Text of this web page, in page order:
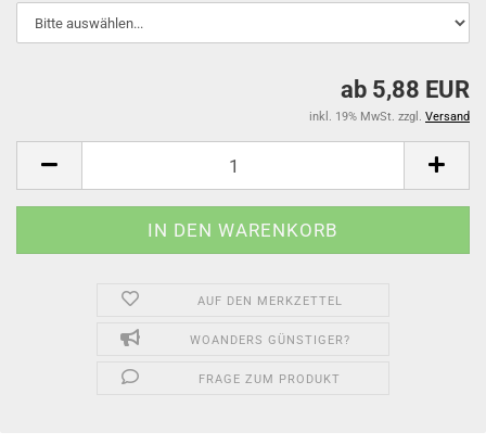
ab 5,88 EUR
inkl. 19% MwSt. zzgl. Versand
AUF DEN MERKZETTEL
WOANDERS GÜNSTIGER?
FRAGE ZUM PRODUKT